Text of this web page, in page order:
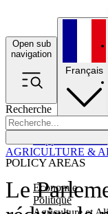
Open sub
navigation
Recherche
POLICY AREAS
Economie
Politique
Français
Le
AGRICULTURE &